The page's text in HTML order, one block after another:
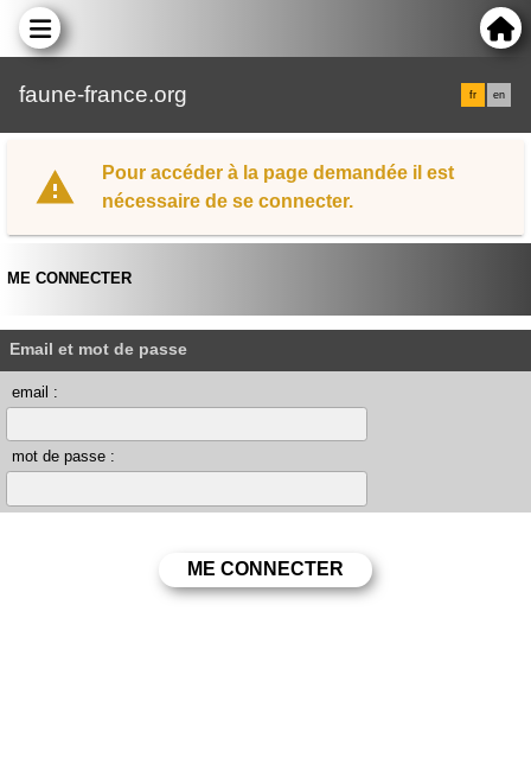
faune-france.org fr en
Pour accéder à la page demandée il est
nécessaire de se connecter.
ME CONNECTER
Email et mot de passe
email :
mot de passe :